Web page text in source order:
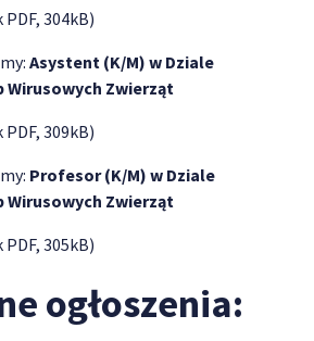
304kB)
Asystent (K/M) w Dziale
Zwierząt
309kB)
Profesor (K/M) w Dziale
Zwierząt
305kB)
ogłoszenia: